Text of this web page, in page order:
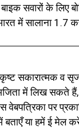
सवारों के लिए
में सालाना 1.7
सकारात्मक व
में लिख सकते हैं,
पर
या हमें ई मेल